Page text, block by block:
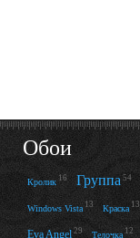
Обои
Кролик 16 Группа 54
Windows Vista 13 Краска 13
Eva Angel 29 Телочка 12